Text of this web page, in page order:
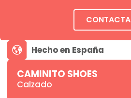
CAMINITO SHOES
Calzado
CONTACTA